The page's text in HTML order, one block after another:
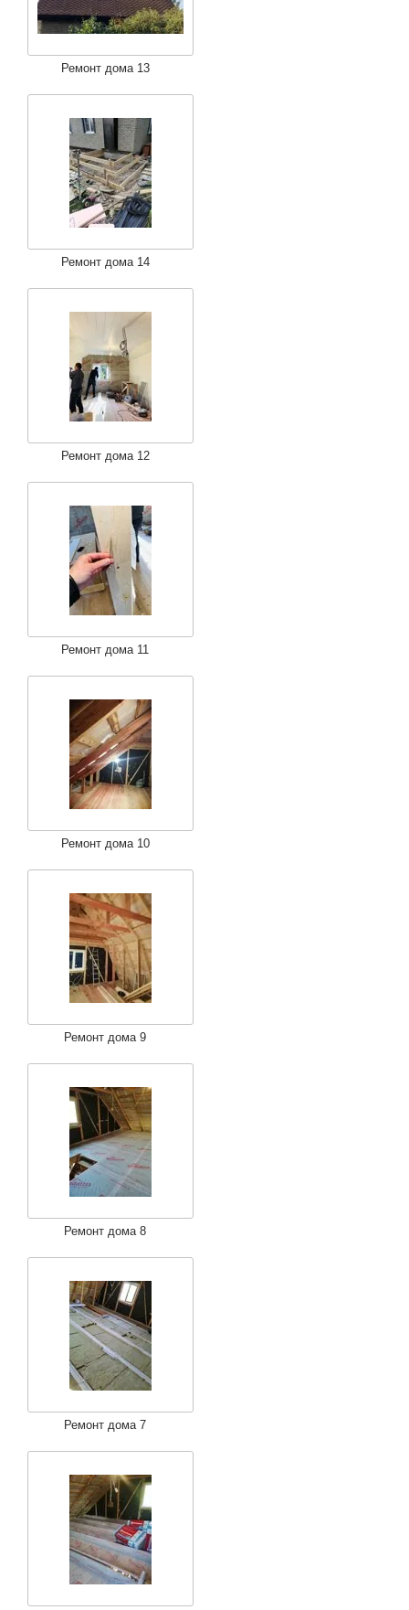
Ремонт дома 13
Ремонт дома 14
Ремонт дома 12
Ремонт дома 11
Ремонт дома 10
Ремонт дома 9
Ремонт дома 8
Ремонт дома 7